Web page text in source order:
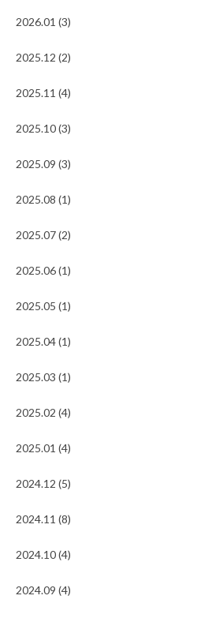
2026.01 (3)
2025.12 (2)
2025.11 (4)
2025.10 (3)
2025.09 (3)
2025.08 (1)
2025.07 (2)
2025.06 (1)
2025.05 (1)
2025.04 (1)
2025.03 (1)
2025.02 (4)
2025.01 (4)
2024.12 (5)
2024.11 (8)
2024.10 (4)
2024.09 (4)